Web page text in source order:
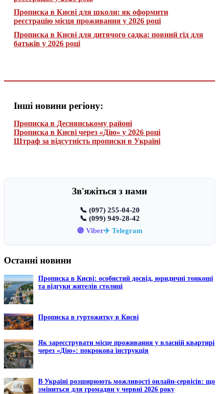
Прописка в Києві для школи: як оформити
реєстрацію місця проживання у 2026 році
Прописка в Києві для дитячого садка: повний гід для
батьків у 2026 році
Інші новини регіону:
Прописка в Деснянському районі
Прописка в Києві через «Дію» у 2026 році
Штраф за відсутність прописки в Україні
Зв'яжіться з нами
📞 (097) 255-04-20
📞 (099) 949-28-42
🟣 Viber✈️ Telegram
Останні новини
Прописка в Києві: особистий досвід, юридичні тонкощі
та відгуки жителів столиці
Прописка в гуртожитку в Києві
Як зареєструвати місце проживання у власній квартирі
через «Дію»: покрокова інструкція
В Україні розширюють можливості онлайн-сервісів: що
зміниться для громадян у червні 2026 року